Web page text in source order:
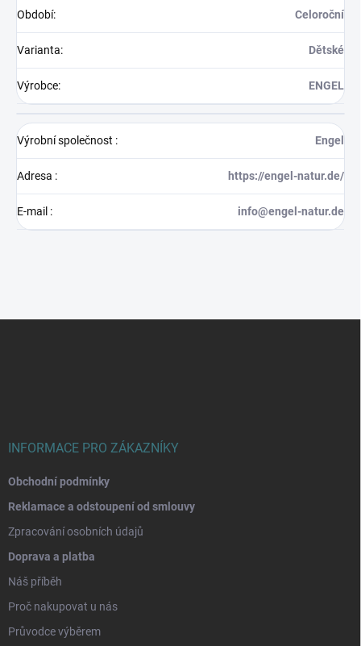
Období: Celoroční
Varianta: Dětské
Výrobce: ENGEL
Výrobní společnost : Engel
Adresa : https://engel-natur.de/
E-mail : info@engel-natur.de
INFORMACE PRO ZÁKAZNÍKY
Obchodní podmínky
Reklamace a odstoupení od smlouvy
Zpracování osobních údajů
Doprava a platba
Náš příběh
Proč nakupovat u nás
Průvodce výběrem